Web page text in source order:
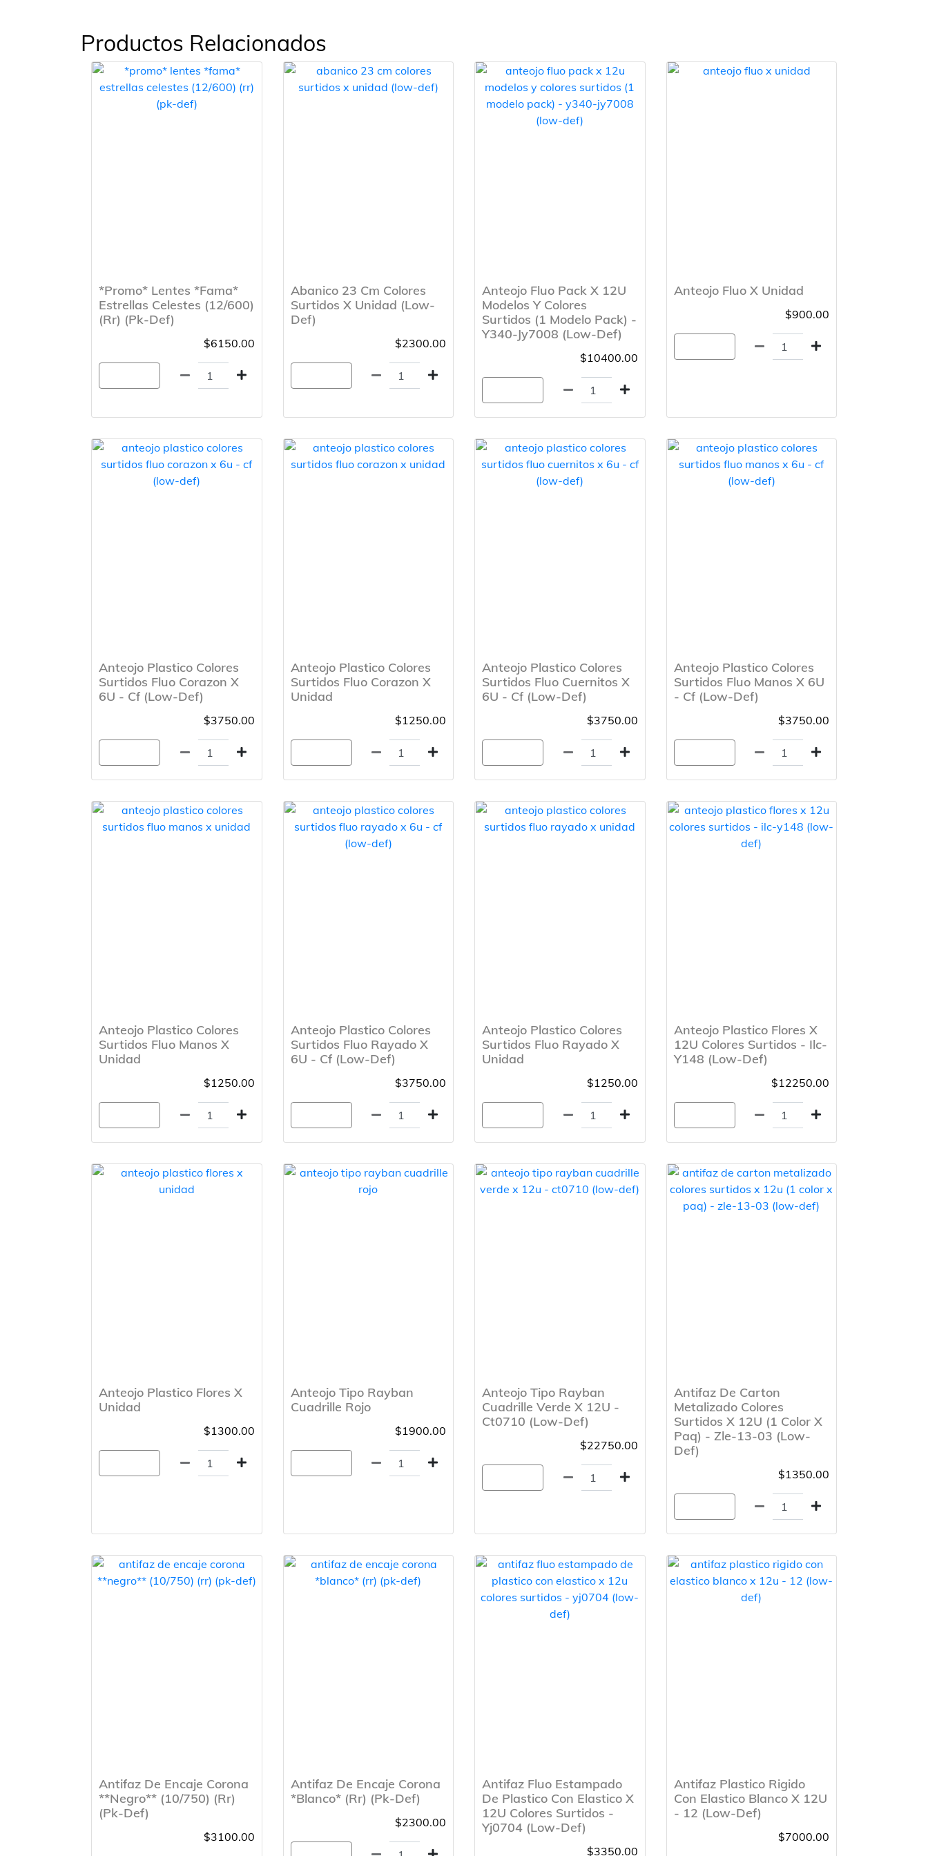
Productos Relacionados
*Promo* Lentes *Fama*
Estrellas Celestes (12/600)
(Rr) (Pk-Def)
$6150.00
Abanico 23 Cm Colores
Surtidos X Unidad (Low-
Def)
$2300.00
Anteojo Fluo Pack X 12U
Modelos Y Colores
Surtidos (1 Modelo Pack) -
Y340-Jy7008 (Low-Def)
$10400.00
Anteojo Fluo X Unidad
$900.00
Anteojo Plastico Colores
Surtidos Fluo Corazon X
6U - Cf (Low-Def)
$3750.00
Anteojo Plastico Colores
Surtidos Fluo Corazon X
Unidad
$1250.00
Anteojo Plastico Colores
Surtidos Fluo Cuernitos X
6U - Cf (Low-Def)
$3750.00
Anteojo Plastico Colores
Surtidos Fluo Manos X 6U
- Cf (Low-Def)
$3750.00
Anteojo Plastico Colores
Surtidos Fluo Manos X
Unidad
$1250.00
Anteojo Plastico Colores
Surtidos Fluo Rayado X
6U - Cf (Low-Def)
$3750.00
Anteojo Plastico Colores
Surtidos Fluo Rayado X
Unidad
$1250.00
Anteojo Plastico Flores X
12U Colores Surtidos - Ilc-
Y148 (Low-Def)
$12250.00
Anteojo Plastico Flores X
Unidad
$1300.00
Anteojo Tipo Rayban
Cuadrille Rojo
$1900.00
Anteojo Tipo Rayban
Cuadrille Verde X 12U -
Ct0710 (Low-Def)
$22750.00
Antifaz De Carton
Metalizado Colores
Surtidos X 12U (1 Color X
Paq) - Zle-13-03 (Low-
Def)
$1350.00
Antifaz De Encaje Corona
**Negro** (10/750) (Rr)
(Pk-Def)
$3100.00
Antifaz De Encaje Corona
*Blanco* (Rr) (Pk-Def)
$2300.00
Antifaz Fluo Estampado
De Plastico Con Elastico X
12U Colores Surtidos -
Yj0704 (Low-Def)
$3350.00
Antifaz Plastico Rigido
Con Elastico Blanco X 12U
- 12 (Low-Def)
$7000.00